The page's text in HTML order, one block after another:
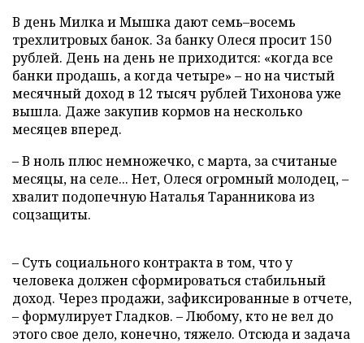
В день Милка и Мышка дают семь–восемь
трехлитровых банок. За банку Олеся просит 150
рублей. День на день не приходится: «когда все
банки продашь, а когда четыре» – но на чистый
месячный доход в 12 тысяч рублей Тихонова уже
вышла. Даже закупив кормов на несколько
месяцев вперед.
– В ноль плюс немножечко, с марта, за считаные
месяцы, на селе... Нет, Олеся огромный молодец, –
хвалит подопечную Наталья Таранникова из
соцзащиты.
– Суть социального контракта в том, что у
человека должен сформироваться стабильный
доход. Через продажи, зафиксированные в отчете,
– формулирует Гладков. – Любому, кто не вел до
этого свое дело, конечно, тяжело. Отсюда и задача